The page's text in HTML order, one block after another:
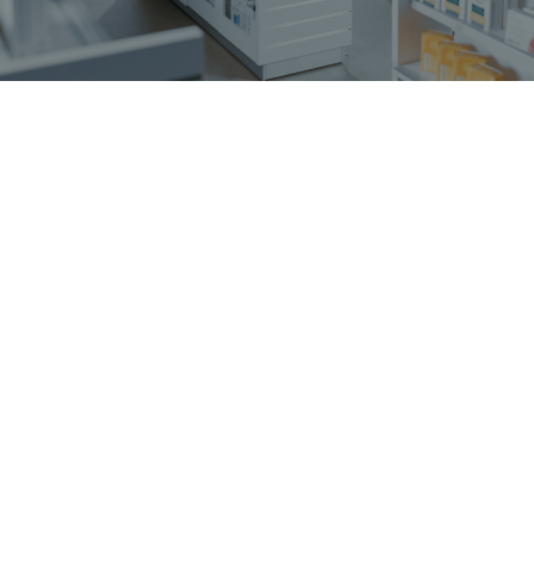
DES QUESTIONS ? CONTACTEZ-